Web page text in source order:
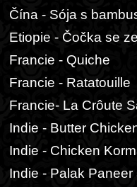
Čína - Sója s
Etiopie - Čočka se
Francie - Quiche
Francie - Ratatouille
Francie- La Crôute
Indie - Butter
Indie - Chicken
Indie - Palak Paneer